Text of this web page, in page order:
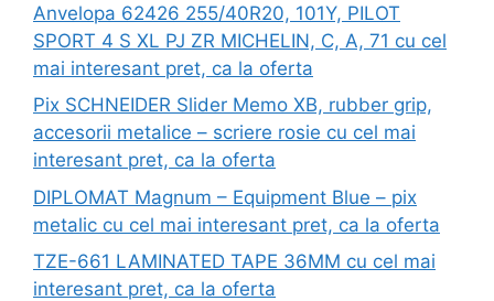
Anvelopa 62426 255/40R20, 101Y, PILOT
SPORT 4 S XL PJ ZR MICHELIN, C, A, 71 cu cel
mai interesant pret, ca la oferta
Pix SCHNEIDER Slider Memo XB, rubber grip,
accesorii metalice – scriere rosie cu cel mai
interesant pret, ca la oferta
DIPLOMAT Magnum – Equipment Blue – pix
metalic cu cel mai interesant pret, ca la oferta
TZE-661 LAMINATED TAPE 36MM cu cel mai
interesant pret, ca la oferta